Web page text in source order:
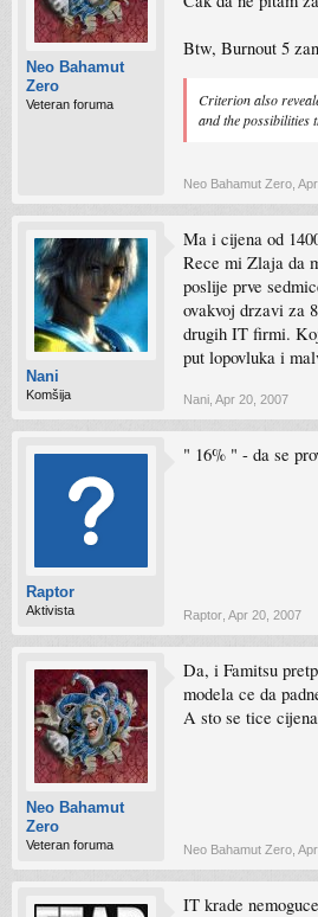
Neo Bahamut
Zero
Veteran foruma
Btw, Burnout 5
Criterion also
and the possibilities
Neo Bahamut Zero
Nani
Komšija
Ma i cijena od
Rece mi Zlaja da
poslije prve
ovakvoj drzavi za
drugih IT firmi.
put lopovluka i
Nani Apr 20, 2007
Raptor
Aktivista
" 16% " - da se
Raptor Apr 20, 2007
Neo Bahamut
Zero
Veteran foruma
Da, i Famitsu
modela ce da
A sto se tice
Neo Bahamut Zero
IT krade